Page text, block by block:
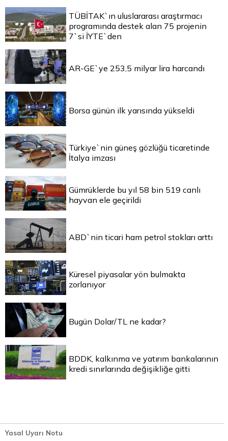
TÜBİTAK`ın uluslararası araştırmacı
programında destek alan 75 projenin
7`si İYTE`den
AR-GE`ye 253,5 milyar lira harcandı
Borsa günün ilk yarısında yükseldi
Türkiye`nin güneş gözlüğü ticaretinde
İtalya imzası
Gümrüklerde bu yıl 58 bin 519 canlı
hayvan ele geçirildi
ABD`nin ticari ham petrol stokları arttı
Küresel piyasalar yön bulmakta
zorlanıyor
Bugün Dolar/TL ne kadar?
BDDK, kalkınma ve yatırım bankalarının
kredi sınırlarında değişikliğe gitti
Yasal Uyarı Notu